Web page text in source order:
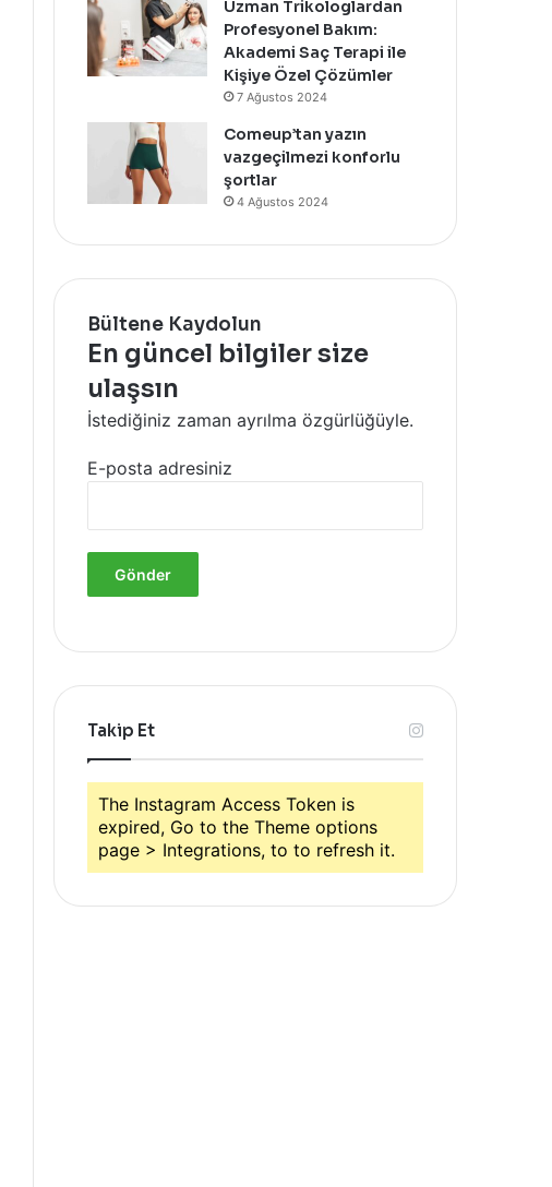
Uzman Trikologlardan
Profesyonel Bakım:
Akademi Saç Terapi ile
Kişiye Özel Çözümler
7 Ağustos 2024
Comeup’tan yazın
vazgeçilmezi konforlu
şortlar
4 Ağustos 2024
Bültene Kaydolun
En güncel bilgiler size
ulaşsın
İstediğiniz zaman ayrılma özgürlüğüyle.
E-posta adresiniz
Takip Et
The Instagram Access Token is
expired, Go to the Theme options
page > Integrations, to to refresh it.